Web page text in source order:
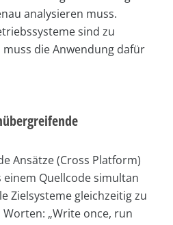
analysieren muss.
sind zu
die Anwendung dafür
Ansätze (Cross Platform)
einem Quellcode simultan
Zielsysteme gleichzeitig zu
„Write once, run